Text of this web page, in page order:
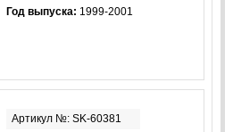
Год выпуска: 1999-2001
Артикул №: SK-60381